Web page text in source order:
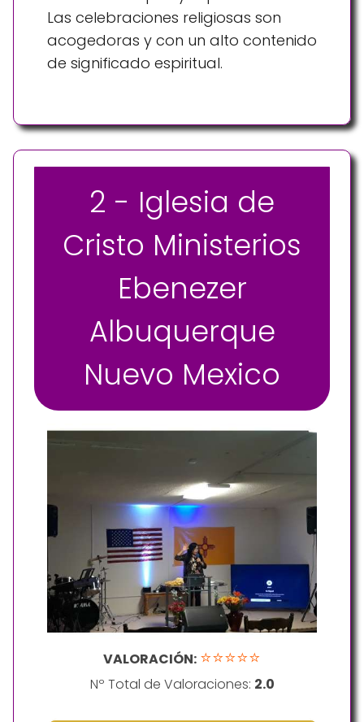
Las celebraciones religiosas son
acogedoras y con un alto contenido
de significado espiritual.
2 - Iglesia de
Cristo Ministerios
Ebenezer
Albuquerque
Nuevo Mexico
VALORACIÓN: ⭐⭐⭐⭐⭐
Nº Total de Valoraciones: 2.0